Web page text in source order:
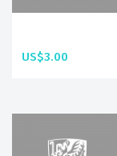
US$3.00